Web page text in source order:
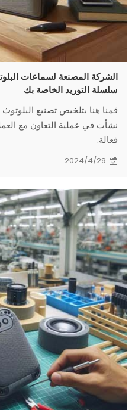
الشركة المصنعة لسماعات
سلسلة التوريد الخاصة بك
قمنا هنا بتلخيص تصنيع
نشأت في عملية التعاون مع
فعالة.
2024/4/29